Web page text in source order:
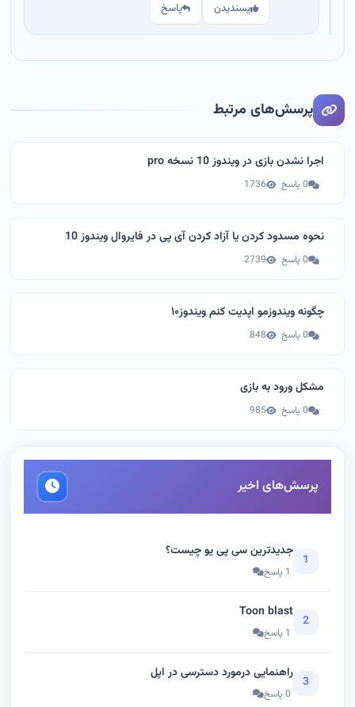
پسندیدن پاسخ
پرسش‌های مرتبط
اجرا نشدن بازی در ویندوز 10 نسخه pro
0 پاسخ 1736
نحوه مسدود کردن یا آزاد کردن آی پی در فایروال ویندوز 10
0 پاسخ 2739
چگونه ویندوزمو اپدیت کنم ویندوز۱۰
0 پاسخ 848
مشکل ورود به بازی
0 پاسخ 985
پرسش‌های اخیر
1
جدیدترین سی پی یو چیست؟
1 پاسخ
2
Toon blast
1 پاسخ
3
راهنمایی درمورد دسترسی در اپل
0 پاسخ